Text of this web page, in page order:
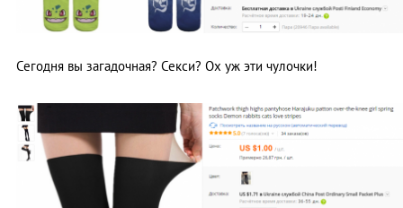
Сегодня вы загадочная? Секси? Ох уж эти чулочки!